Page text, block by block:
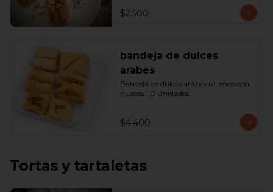
$2.500
bandeja de dulces
arabes
Bandeja de dulces arabes rellenos con
nueces. 10 Unidades
$4.400
Tortas y tartaletas